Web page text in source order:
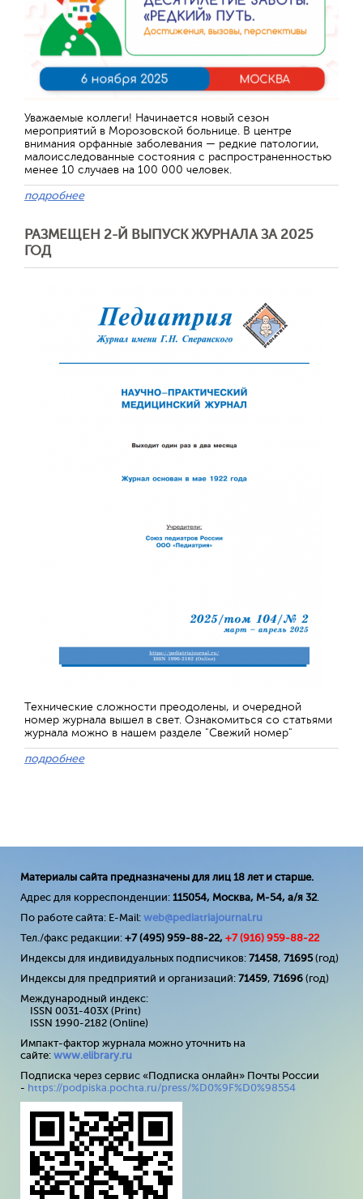
Уважаемые коллеги! Начинается новый сезон
мероприятий в Морозовской больнице. В центре
внимания орфанные заболевания — редкие патологии,
малоисследованные состояния с распространенностью
менее 10 случаев на 100 000 человек.
подробнее
РАЗМЕЩЕН 2-Й ВЫПУСК ЖУРНАЛА ЗА 2025
ГОД
Технические сложности преодолены, и очередной
номер журнала вышел в свет. Ознакомиться со статьями
журнала можно в нашем разделе "Свежий номер"
подробнее
Материалы сайта предназначены для лиц 18 лет и старше.
Адрес для корреспонденции: 115054, Москва, М-54, а/я 32.
По работе сайта: E-Mail: web@pediatriajournal.ru
Тел./факс редакции: +7 (495) 959-88-22, +7 (916) 959-88-22
Индексы для индивидуальных подписчиков: 71458, 71695(год)
Индексы для предприятий и организаций: 71459, 71696 (год)
Международный индекс:
ISSN 0031-403X (Print)
ISSN 1990-2182 (Online)
Импакт-фактор журнала можно уточнить на
сайте: www.elibrary.ru
Подписка через сервис «Подписка онлайн» Почты России
- https://podpiska.pochta.ru/press/%D0%9F%D0%98554